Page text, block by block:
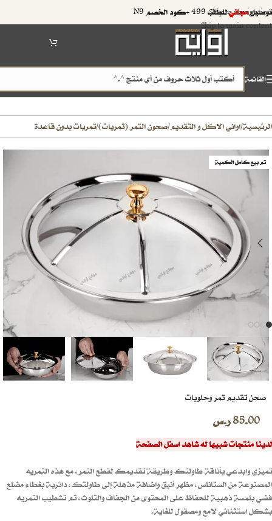
Skip to navigation
Skip to main content
توصيلمجانيللطلب 499 +كود الخصم N9
القائمة
الرئيسية/اواني الاكل و التقديم/صحون التمر (تمريات)/تمريات بدون قاعدة
تم بيع كامل الكمية
صحن تقديم تمر وحلويات
85.00ر.س
لدينا منتجات شبيها له شاهد اسفل الصفحة
تميزي وابدعي بأناقة طاولتك وطريقة تقديمك لقطع التمر، مع هذه التمريه
المصنوعة من الستانلس، مظهر أنيق واضافة مذهلة إلى طاولتك، دائرية بغطاء مضلع
فضي بلمسة ذهبية للحفاظ على المحتوى من الجفاف والتلوث، تم تشطيب التمريه
بشكل استثنائي لامع ومصقول للغاية.